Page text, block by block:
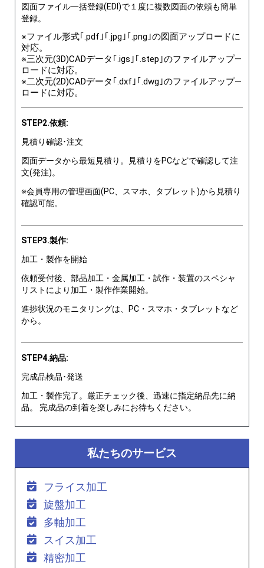
図面ファイル一括登録(EDI)で１度に複数図面の依頼も簡単
登録。
※ファイル形式｢.pdf｣｢.jpg｣｢.png｣の図面アップロードに
対応。
※三次元(3D)CADデータ｢.igs｣｢.step｣のファイルアップ―
ロードに対応。
※二次元(2D)CADデータ｢.dxf｣｢.dwg｣のファイルアップ―
ロードに対応。
STEP2.依頼:
見積り確認･注文
図面データから最短見積り。見積りをPCなどで確認して注
文(発注)。
※会員専用の管理画面(PC、スマホ、タブレット)から見積り
確認可能。
STEP3.製作:
加工・製作を開始
依頼受付後、部品加工・金属加工・試作・装置のスペシャ
リストにより加工・製作作業開始。
進捗状況のモニタリングは、PC・スマホ・タブレットなど
から。
STEP4.納品:
完成品検品･発送
加工・製作完了。厳正チェック後、迅速に指定納品先に納
品。 完成品の到着を楽しみにお待ちください。
私たちのサービス
フライス加工
旋盤加工
多軸加工
スイス加工
精密加工